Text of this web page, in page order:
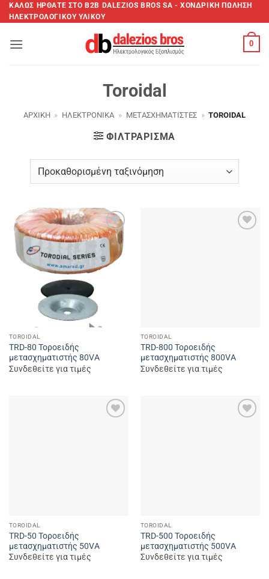
Μετάβαση
στο
ΚΑΛΩΣ ΗΡΘΑΤΕ ΣTO B2B DALEZIOS BROS SA - XΟΝΔΡΙΚΗ ΠΩΛΗΣΗ
ΗΛΕΚΤΡΟΛΟΓΙΚΟΥ ΥΛΙΚΟΥ
0
Toroidal
ΑΡΧΙΚΉ » ΗΛΕΚΤΡΟΝΙΚΆ » ΜΕΤΑΣΧΗΜΑΤΙΣΤΈΣ » TOROIDAL
ΦΙΛΤΡΆΡΙΣΜΑ
Add to
wishlist
TOROIDAL
TRD-80 Τοροειδής
μετασχηματιστής 80VA
Συνδεθείτε για τιμές
TOROIDAL
TRD-800 Τοροειδής
μετασχηματιστής 800VA
Συνδεθείτε για τιμές
TOROIDAL
TRD-50 Τοροειδής
μετασχηματιστής 50VA
Συνδεθείτε για τιμές
TOROIDAL
TRD-500 Τοροειδής
μετασχηματιστής 500VA
Συνδεθείτε για τιμές